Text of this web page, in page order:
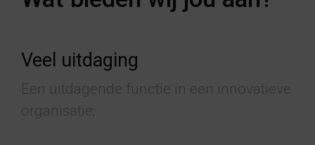
Veel uitdaging
Een uitdagende functie in een innovatieve
organisatie;